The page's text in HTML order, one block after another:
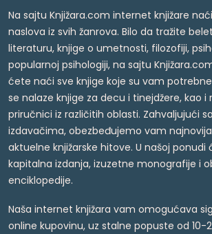
Na sajtu Knjižara.com internet knjižare
naslova iz svih žanrova. Bilo da tražite
literaturu, knjige o umetnosti, filozofiji,
popularnoj psihologiji, na sajtu
ćete naći sve knjige koje su vam
se nalaze knjige za decu i tinejdžere, kao i
priručnici iz različitih oblasti. Zahvaljujući
izdavačima, obezbeđujemo vam
aktuelne knjižarske hitove. U našoj ponudi
kapitalna izdanja, izuzetne monografije i
enciklopedije.
Naša internet knjižara vam omogućava
online kupovinu, uz stalne popuste od 10-